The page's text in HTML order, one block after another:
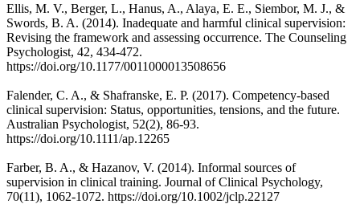
Ellis, M. V., Berger, L., Hanus, A., Alaya, E. E., Siembor, M. J., &
Swords, B. A. (2014). Inadequate and harmful clinical supervision:
Revising the framework and assessing occurrence. The Counseling
Psychologist, 42, 434-472.
https://doi.org/10.1177/0011000013508656
Falender, C. A., & Shafranske, E. P. (2017). Competency-based
clinical supervision: Status, opportunities, tensions, and the future.
Australian Psychologist, 52(2), 86-93.
https://doi.org/10.1111/ap.12265
Farber, B. A., & Hazanov, V. (2014). Informal sources of
supervision in clinical training. Journal of Clinical Psychology,
70(11), 1062-1072. https://doi.org/10.1002/jclp.22127